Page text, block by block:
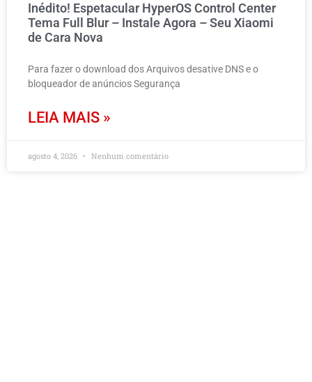
Inédito! Espetacular HyperOS Control Center
Tema Full Blur – Instale Agora – Seu Xiaomi
de Cara Nova
Para fazer o download dos Arquivos desative DNS e o
bloqueador de anúncios Segurança
LEIA MAIS »
agosto 4, 2026 Nenhum comentário